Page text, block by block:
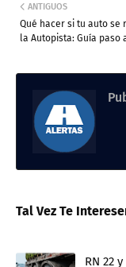
ANTIGUOS
Qué hacer si tu auto se
la Autopista: Guía paso
Tal Vez Te
RN 22